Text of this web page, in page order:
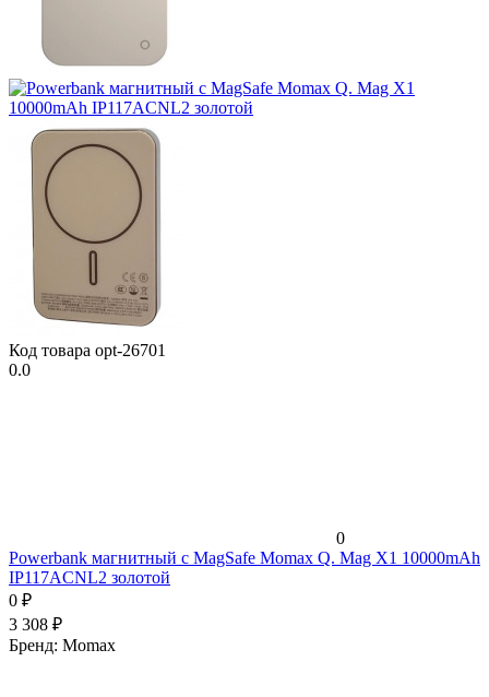
Код товара opt-26701
0.0
0
Powerbank магнитный с MagSafe Momax Q. Mag X1 10000mAh
IP117ACNL2 золотой
0 ₽
3 308 ₽
Бренд: Momax